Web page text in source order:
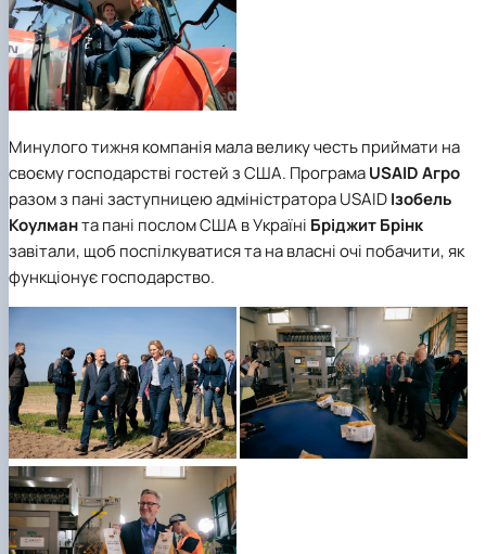
Минулого тижня компанія мала велику честь приймати на
своєму господарстві гостей з США. ПрограмаUSAID Агро
разом з пані заступницею адміністратора USAIDІзобель
Коулманта пані послом США в Україні Бріджит Брінк
завітали, щоб поспілкуватися та на власні очі побачити, як
функціонує господарство.